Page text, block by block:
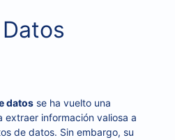
datos se ha vuelto una
extraer información valiosa a
de datos. Sin embargo, su